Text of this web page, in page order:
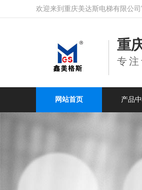
欢迎来到重庆美达斯电梯有限公司
重
专
网站首页 产品